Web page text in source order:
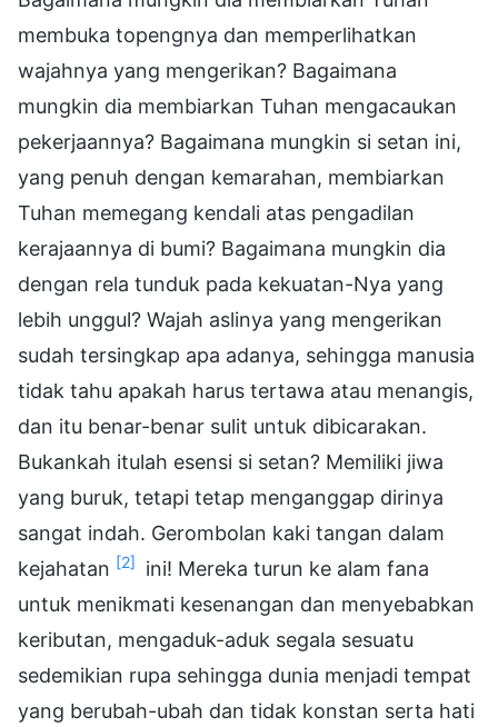
membuka topengnya dan memperlihatkan
wajahnya yang mengerikan? Bagaimana
mungkin dia membiarkan Tuhan mengacaukan
pekerjaannya? Bagaimana mungkin si setan ini,
yang penuh dengan kemarahan, membiarkan
Tuhan memegang kendali atas pengadilan
kerajaannya di bumi? Bagaimana mungkin dia
dengan rela tunduk pada kekuatan-Nya yang
lebih unggul? Wajah aslinya yang mengerikan
sudah tersingkap apa adanya, sehingga manusia
tidak tahu apakah harus tertawa atau menangis,
dan itu benar-benar sulit untuk dibicarakan.
Bukankah itulah esensi si setan? Memiliki jiwa
yang buruk, tetapi tetap menganggap dirinya
sangat indah. Gerombolan kaki tangan dalam
kejahatan [2]
ini! Mereka turun ke alam fana
untuk menikmati kesenangan dan menyebabkan
keributan, mengaduk-aduk segala sesuatu
sedemikian rupa sehingga dunia menjadi tempat
yang berubah-ubah dan tidak konstan serta hati